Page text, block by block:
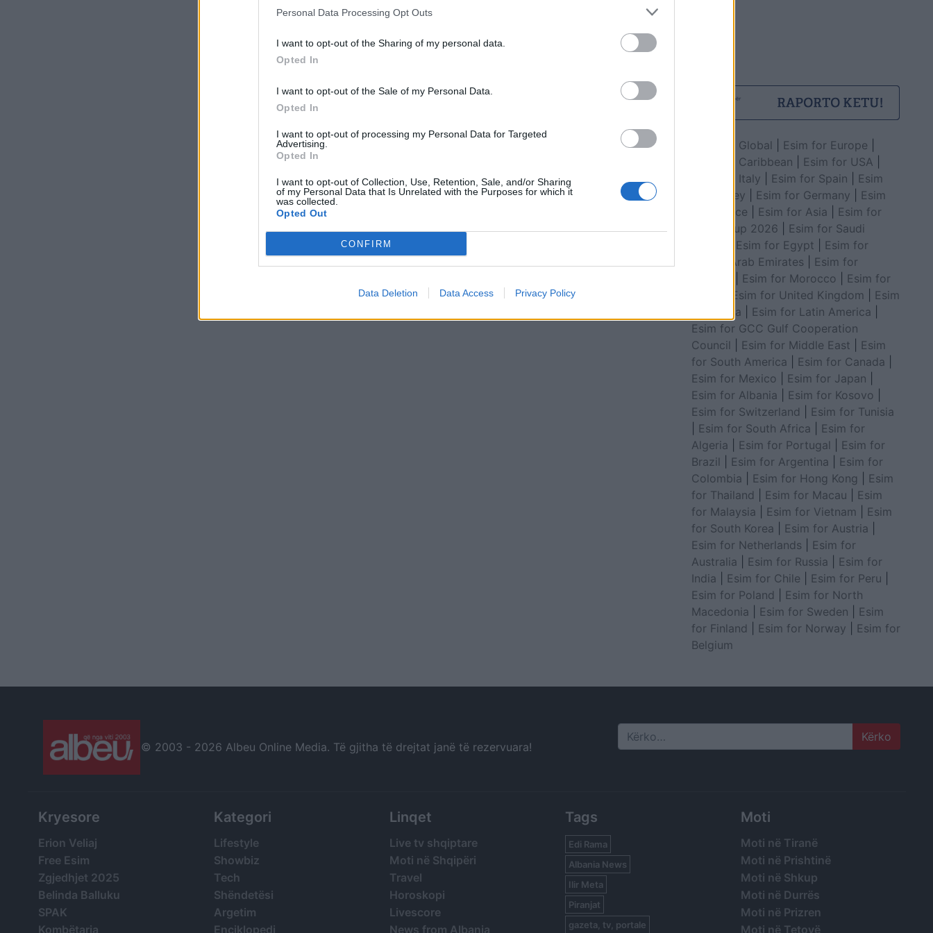
Personal Data Processing Opt Outs
I want to opt-out of the Sharing of my personal data.
Opted In
I want to opt-out of the Sale of my Personal Data.
Opted In
I want to opt-out of processing my Personal Data for Targeted
Advertising.
Opted In
I want to opt-out of Collection, Use, Retention, Sale, and/or Sharing
of my Personal Data that Is Unrelated with the Purposes for which it
was collected.
Opted Out
CONFIRM
Data Deletion Data Access Privacy Policy
Esim for Global Esim for Europe
Esim for Caribbean
Esim for USA
Esim for Italy
Esim for Spain
Esim
for Turkey
Esim for Germany
Esim
for Greece
Esim for Asia
Esim for
World Cup 2026
Esim for Saudi
Esim for Egypt
Esim for
United Arab Emirates
Esim for
Esim for Morocco
Esim for
Esim for United Kingdom
Esim
for Africa
Esim for Latin America
Esim for GCC Gulf Cooperation
Council
Esim for Middle East
Esim
for South America
Esim for Canada
Esim for Mexico
Esim for Japan
Esim for Albania
Esim for Kosovo
Esim for Switzerland
Esim for Tunisia
Esim for South Africa
Esim for
Algeria
Esim for Portugal
Esim for
Brazil
Esim for Argentina
Esim for
Colombia
Esim for Hong Kong
Esim
for Thailand
Esim for Macau
Esim
for Malaysia
Esim for Vietnam
Esim
for South Korea
Esim for Austria
Esim for Netherlands
Esim for
Australia
Esim for Russia
Esim for
India
Esim for Chile Esim for Peru
Esim for Poland
Esim for North
Macedonia
Esim for Sweden
Esim
for Finland
Esim for Norway
Esim for
Belgium
© 2003 - 2026 Albeu Online Media. Të gjitha të drejtat janë të rezervuara! Search
Kryesore
Erion Veliaj
Free Esim
Zgjedhjet 2025
Belinda Balluku
SPAK
Kombëtarja
Kategori
Lifestyle
Showbiz
Tech
Shëndetësi
Argetim
Enciklopedi
Linqet
Live tv shqiptare
Moti në Shqipëri
Travel
Horoskopi
Livescore
News from Albania
Tags
Edi Rama
Albania News
Ilir Meta
Piranjat
gazeta, tv, portale
Moti
Moti në Tiranë
Moti në Prishtinë
Moti në Shkup
Moti në Durrës
Moti në Prizren
Moti në Tetovë